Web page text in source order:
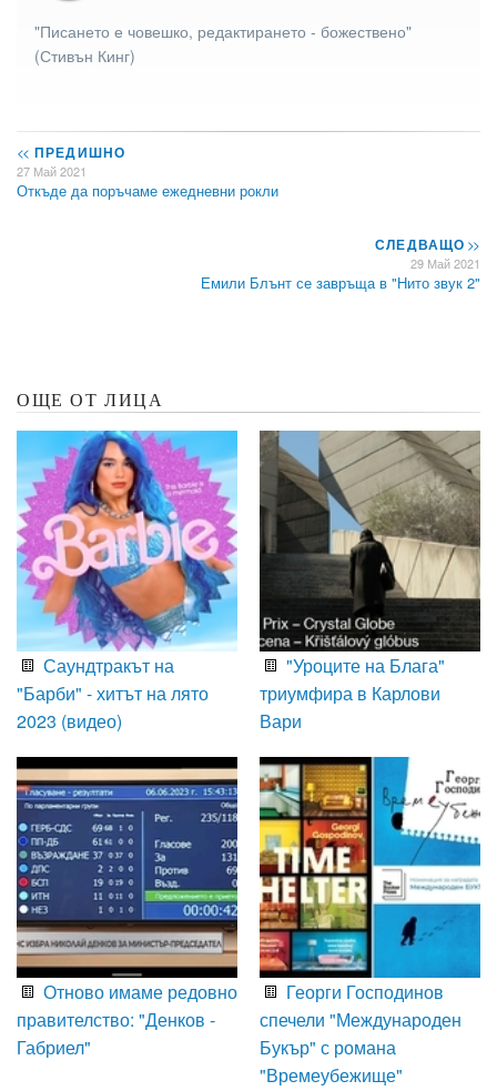
"Писането е човешко, редактирането - божествено"
(Стивън Кинг)
<< ПРЕДИШНО
27 Май 2021
Откъде да поръчаме ежедневни рокли
СЛЕДВАЩО>>
29 Май 2021
Емили Блънт се завръща в "Нито звук 2"
ОЩЕ ОТ ЛИЦА
Саундтракът на
"Барби" - хитът на лято
2023 (видео)
"Уроците на Блага"
триумфира в Карлови
Вари
Отново имаме редовно
правителство: "Денков -
Габриел"
Георги Господинов
спечели "Международен
Букър" с романа
"Времеубежище"